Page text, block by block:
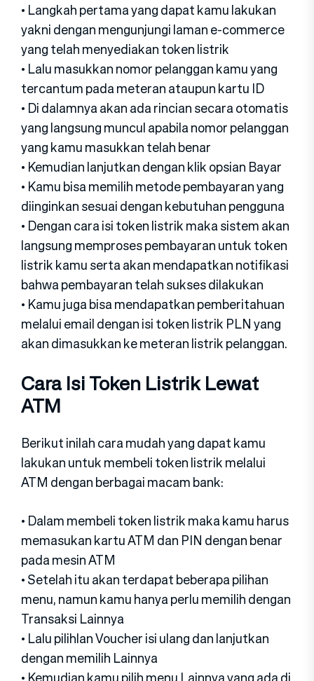
• Langkah pertama yang dapat kamu lakukan
yakni dengan mengunjungi laman e-commerce
yang telah menyediakan token listrik
• Lalu masukkan nomor pelanggan kamu yang
tercantum pada meteran ataupun kartu ID
• Di dalamnya akan ada rincian secara otomatis
yang langsung muncul apabila nomor pelanggan
yang kamu masukkan telah benar
• Kemudian lanjutkan dengan klik opsian Bayar
• Kamu bisa memilih metode pembayaran yang
diinginkan sesuai dengan kebutuhan pengguna
• Dengan cara isi token listrik maka sistem akan
langsung memproses pembayaran untuk token
listrik kamu serta akan mendapatkan notifikasi
bahwa pembayaran telah sukses dilakukan
• Kamu juga bisa mendapatkan pemberitahuan
melalui email dengan isi token listrik PLN yang
akan dimasukkan ke meteran listrik pelanggan.
Cara Isi Token Listrik Lewat
ATM
Berikut inilah cara mudah yang dapat kamu
lakukan untuk membeli token listrik melalui
ATM dengan berbagai macam bank:
• Dalam membeli token listrik maka kamu harus
memasukan kartu ATM dan PIN dengan benar
pada mesin ATM
• Setelah itu akan terdapat beberapa pilihan
menu, namun kamu hanya perlu memilih dengan
Transaksi Lainnya
• Lalu pilihlan Voucher isi ulang dan lanjutkan
dengan memilih Lainnya
• Kemudian kamu pilih menu Lainnya yang ada di